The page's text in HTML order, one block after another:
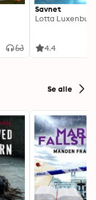
Savnet
Lotta
4.4
Se alle